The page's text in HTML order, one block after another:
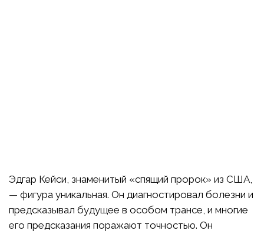
Эдгар Кейси, знаменитый «спящий пророк» из США,
— фигура уникальная. Он диагностировал болезни и
предсказывал будущее в особом трансе, и многие
его предсказания поражают точностью. Он